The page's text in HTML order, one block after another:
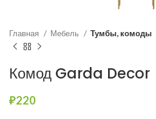
Главная Мебель Тумбы, комоды
Комод Garda Decor
₽220